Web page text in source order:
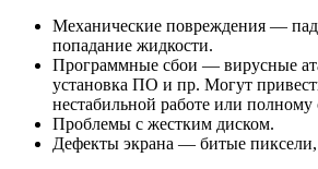
Механические повреждения —
попадание жидкости.
Программные сбои — вирусные
установка ПО и пр. Могут
нестабильной работе или полному
Проблемы с жестким диском.
Дефекты экрана — битые